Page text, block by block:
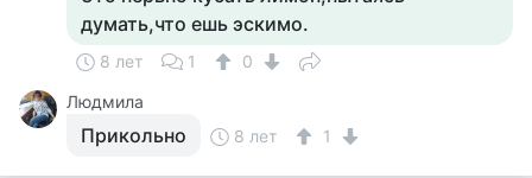
думать,что ешь эскимо.
8 лет 1
0
Людмила
Прикольно 8 лет 1